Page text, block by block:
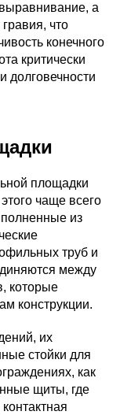
а
что
конечного
критически
долговечности
площадки
чаще всего
из
труб и
между
которые
конструкции.
их
стойки для
как
щиты, где